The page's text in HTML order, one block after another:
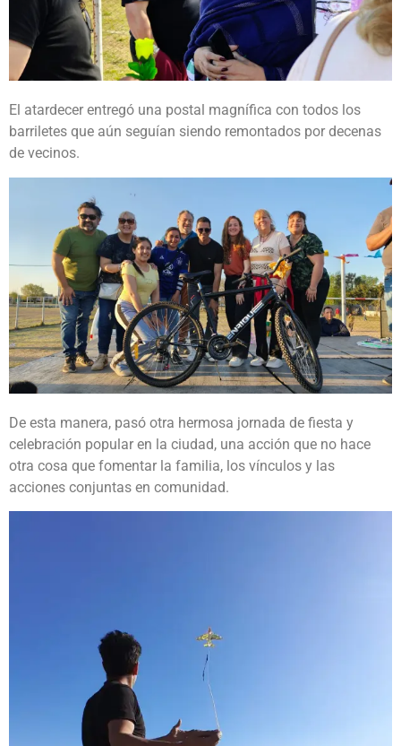
El atardecer entregó una postal magnífica con todos los
barriletes que aún seguían siendo remontados por decenas
de vecinos.
De esta manera, pasó otra hermosa jornada de fiesta y
celebración popular en la ciudad, una acción que no hace
otra cosa que fomentar la familia, los vínculos y las
acciones conjuntas en comunidad.